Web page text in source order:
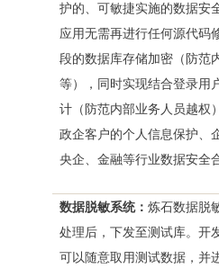
护的、可敏捷实施的数据安
应用无需再进行任何源代码
段的数据库存储加密（防范
等），同时实现结合登录用
计（防范内部业务人员越权
政企客户的个人信息保护、
央企、金融等行业数据安全
数据脱敏系统： 炼石数据脱
处理后，下发至测试库。开
可以随意取用测试数据，并